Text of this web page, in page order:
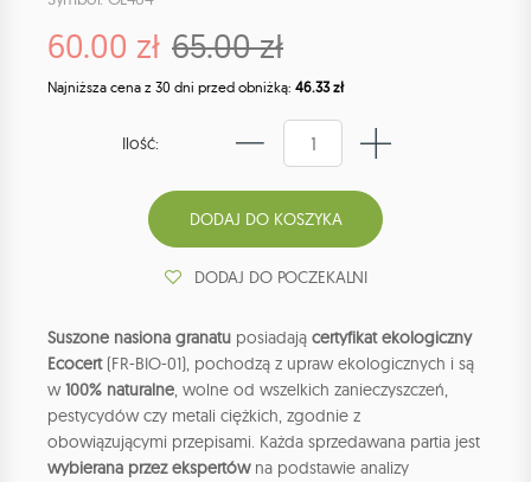
60.00 zł 65.00 zł
Najniższa cena z 30 dni przed obniżką: 46.33 zł
Ilość:
DODAJ DO POCZEKALNI
Suszone nasiona granatu posiadają certyfikat ekologiczny
Ecocert(FR-BIO-01), pochodzą z upraw ekologicznych i są
w100% naturalne, wolne od wszelkich zanieczyszczeń,
pestycydów czy metali ciężkich, zgodnie z
obowiązującymi przepisami. Każda sprzedawana partia jest
wybierana przez ekspertów na podstawie analizy